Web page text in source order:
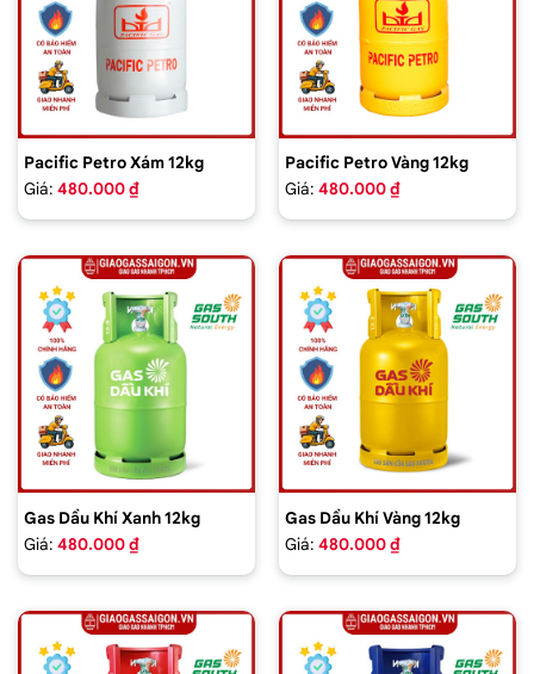
Pacific Petro Xám 12kg
Giá: 480.000 ₫
Pacific Petro Vàng 12kg
Giá: 480.000 ₫
Gas Dầu Khí Xanh 12kg
Giá: 480.000 ₫
Gas Dầu Khí Vàng 12kg
Giá: 480.000 ₫